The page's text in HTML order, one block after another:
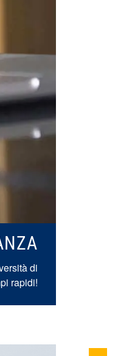
di
rapidi!